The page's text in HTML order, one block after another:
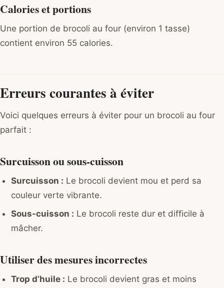
Calories et portions
Une portion de brocoli au four (environ 1 tasse)
contient environ 55 calories.
Erreurs courantes à éviter
Voici quelques erreurs à éviter pour un brocoli au four
parfait :
Surcuisson ou sous-cuisson
Surcuisson : Le brocoli devient mou et perd sa
couleur verte vibrante.
Sous-cuisson : Le brocoli reste dur et difficile à
mâcher.
Utiliser des mesures incorrectes
Trop d’huile : Le brocoli devient gras et moins